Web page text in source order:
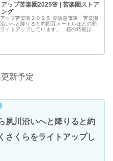
ップ苦楽園2025🌸 | 苦楽園ストア
グ
ップ苦楽園２０２５ 🌸阪急電車「苦楽園
いへと降りると約四百メートルほどの間
イトアップしています。 桜の時期はと
新予定
夙川沿いへと降りると約
さくらをライトアップし